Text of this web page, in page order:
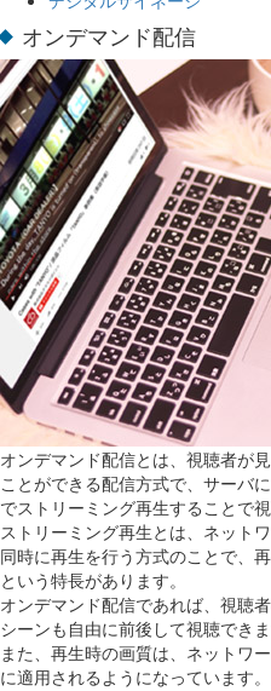
オンデマンド配信
オンデマンド配信とは、視聴者が
ことができる配信方式で、サーバ
でストリーミング再生することで視
ストリーミング再生とは、ネット
同時に再生を行う方式のことで、
という特長があります。
オンデマンド配信であれば、視聴
シーンも自由に前後して視聴できま
また、再生時の画質は、ネットワ
に適用されるようになっています。